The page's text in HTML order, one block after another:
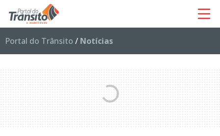
Portal do Trânsito / Notícias